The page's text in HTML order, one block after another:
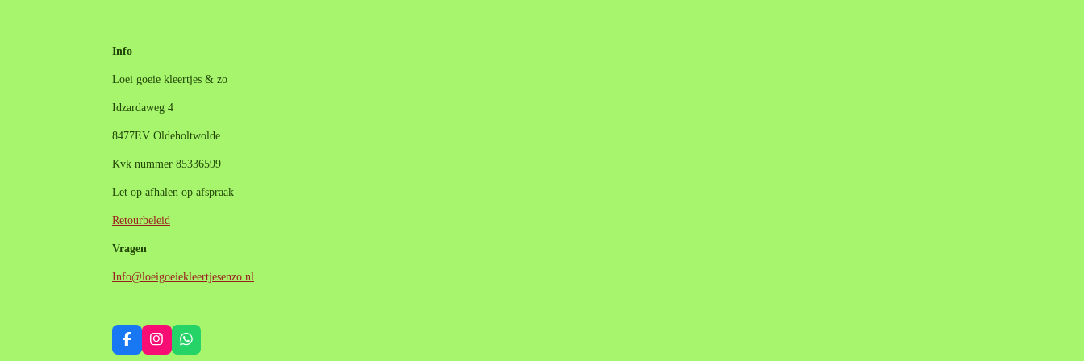
Info
Loei goeie kleertjes & zo
Idzardaweg 4
8477EV Oldeholtwolde
Kvk nummer 85336599
Let op afhalen op afspraak
Retourbeleid
Vragen
Info@loeigoeiekleertjesenzo.nl
F
a
I
n
W
h